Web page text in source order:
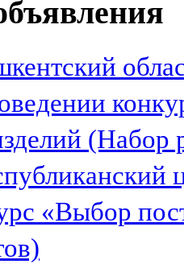
(Набор
«Выбор